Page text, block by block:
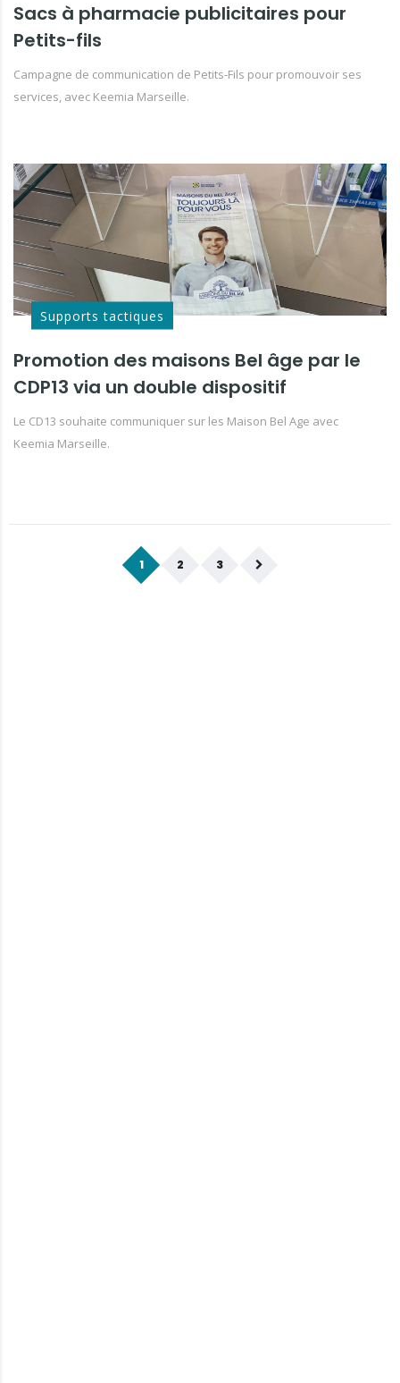
Sacs à pharmacie publicitaires pour
Petits-fils
Campagne de communication de Petits-Fils pour promouvoir ses
services, avec Keemia Marseille.
Supports tactiques
Promotion des maisons Bel âge par le
CDP13 via un double dispositif
Le CD13 souhaite communiquer sur les Maison Bel Age avec
Keemia Marseille.
1 2 3